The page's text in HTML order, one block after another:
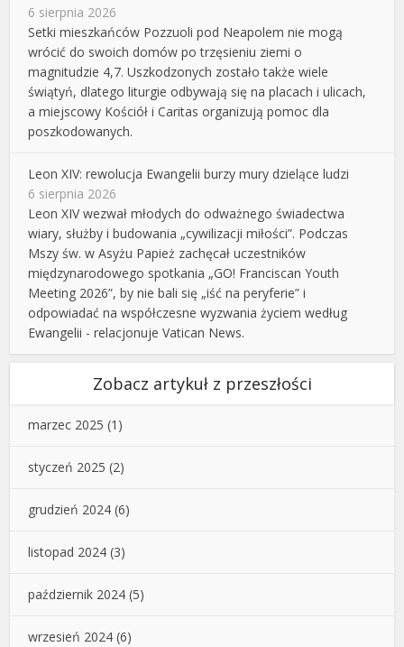
6 sierpnia 2026
Setki mieszkańców Pozzuoli pod Neapolem nie mogą
wrócić do swoich domów po trzęsieniu ziemi o
magnitudzie 4,7. Uszkodzonych zostało także wiele
świątyń, dlatego liturgie odbywają się na placach i ulicach,
a miejscowy Kościół i Caritas organizują pomoc dla
poszkodowanych.
Leon XIV: rewolucja Ewangelii burzy mury dzielące ludzi
6 sierpnia 2026
Leon XIV wezwał młodych do odważnego świadectwa
wiary, służby i budowania „cywilizacji miłości”. Podczas
Mszy św. w Asyżu Papież zachęcał uczestników
międzynarodowego spotkania „GO! Franciscan Youth
Meeting 2026”, by nie bali się „iść na peryferie” i
odpowiadać na współczesne wyzwania życiem według
Ewangelii - relacjonuje Vatican News.
Zobacz artykuł z przeszłości
marzec 2025 (1)
styczeń 2025 (2)
grudzień 2024 (6)
listopad 2024 (3)
październik 2024 (5)
wrzesień 2024 (6)